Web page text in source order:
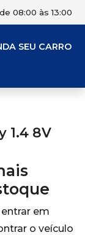
08:00 às 13:00
SEU CARRO
1.4 8V
em
o veículo